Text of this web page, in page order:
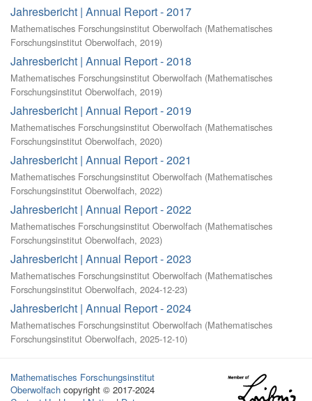
Jahresbericht | Annual Report - 2017
Mathematisches Forschungsinstitut Oberwolfach (Mathematisches
Forschungsinstitut Oberwolfach, 2019)
Jahresbericht | Annual Report - 2018
Mathematisches Forschungsinstitut Oberwolfach (Mathematisches
Forschungsinstitut Oberwolfach, 2019)
Jahresbericht | Annual Report - 2019
Mathematisches Forschungsinstitut Oberwolfach (Mathematisches
Forschungsinstitut Oberwolfach, 2020)
Jahresbericht | Annual Report - 2021
Mathematisches Forschungsinstitut Oberwolfach (Mathematisches
Forschungsinstitut Oberwolfach, 2022)
Jahresbericht | Annual Report - 2022
Mathematisches Forschungsinstitut Oberwolfach (Mathematisches
Forschungsinstitut Oberwolfach, 2023)
Jahresbericht | Annual Report - 2023
Mathematisches Forschungsinstitut Oberwolfach (Mathematisches
Forschungsinstitut Oberwolfach, 2024-12-23)
Jahresbericht | Annual Report - 2024
Mathematisches Forschungsinstitut Oberwolfach (Mathematisches
Forschungsinstitut Oberwolfach, 2025-12-10)
Mathematisches Forschungsinstitut
Oberwolfach copyright © 2017-2024